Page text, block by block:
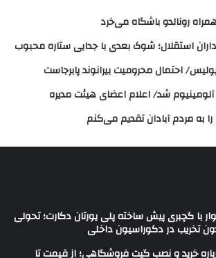
رونالدو باشگاه می‌خرد
استقلال؛ شوک بعدی با جدایی ستاره محبوب
احتمال محرومیت بیرانوند پابرجاست
شد/ اعلام اعضای هیئت‌ مدیره
مردم آبادان تقدیم می‌کنم
با گچبری پیش ساخته پلی یورتان دکارت؛ تحولی
تخریب در دکوراسیون داخلی
خرید و نصب گیت فروشگاهی؛ از قیمت تا